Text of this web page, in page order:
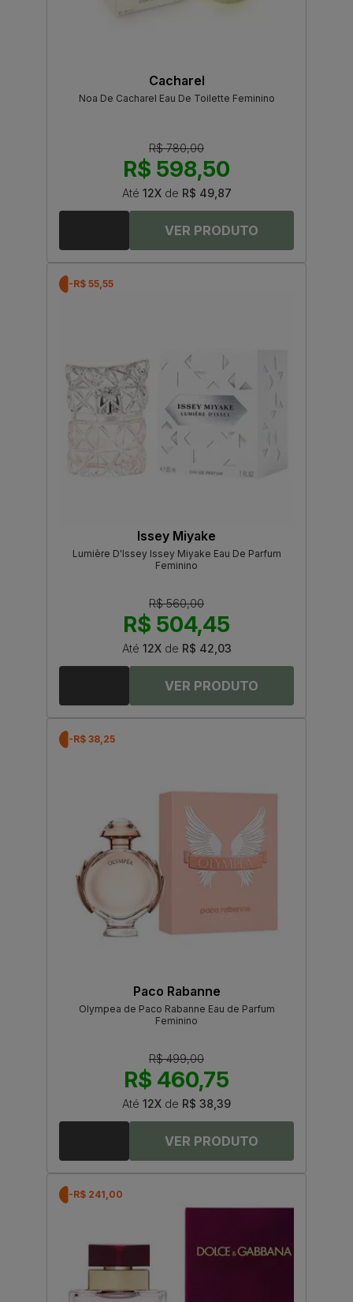
Cacharel
Noa De Cacharel Eau De Toilette Feminino
R$ 780,00
R$ 598,50
Até 12Xde R$ 49,87
-R$ 55,55
Issey Miyake
Lumière D'Issey Issey Miyake Eau De Parfum
Feminino
R$ 560,00
R$ 504,45
Até 12Xde R$ 42,03
-R$ 38,25
Paco Rabanne
Olympea de Paco Rabanne Eau de Parfum
Feminino
R$ 499,00
R$ 460,75
Até 12X de R$ 38,39
-R$ 241,00